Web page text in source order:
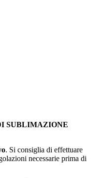
SUBLIMAZIONE
. Si consiglia di effettuare
necessarie prima di